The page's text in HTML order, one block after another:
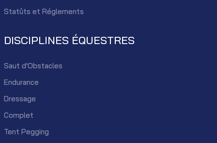
Statûts et Réglements
DISCIPLINES ÉQUESTRES
Saut d'Obstacles
Endurance
Dressage
Complet
Tent Pegging